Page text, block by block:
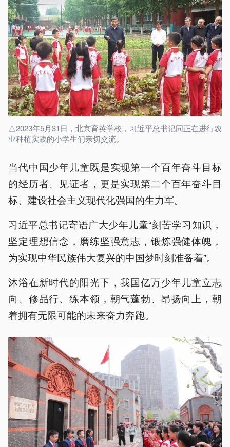
△2023年5月31日，北京育英学校，习近平总书记同正在进行农
业种植实践的小学生们亲切交流。
当代中国少年儿童既是实现第一个百年奋斗目标
的经历者、见证者，更是实现第二个百年奋斗目
标、建设社会主义现代化强国的生力军。
习近平总书记寄语广大少年儿童“刻苦学习知识，
坚定理想信念，磨练坚强意志，锻炼强健体魄，
为实现中华民族伟大复兴的中国梦时刻准备着”。
沐浴在新时代的阳光下，我国亿万少年儿童立志
向、修品行、练本领，朝气蓬勃、昂扬向上，朝
着拥有无限可能的未来奋力奔跑。